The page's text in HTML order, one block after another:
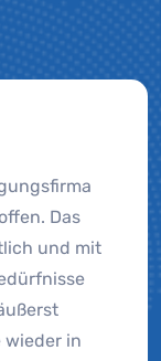
Das
und mit
wieder in